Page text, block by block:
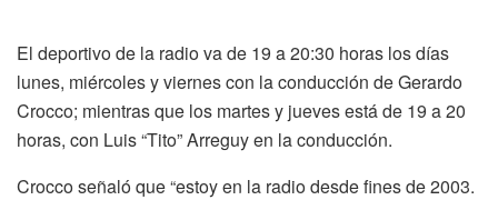
El deportivo de la radio va de 19 a 20:30 horas los días
lunes, miércoles y viernes con la conducción de Gerardo
Crocco; mientras que los martes y jueves está de 19 a 20
horas, con Luis “Tito” Arreguy en la conducción.
Crocco señaló que “estoy en la radio desde fines de 2003.